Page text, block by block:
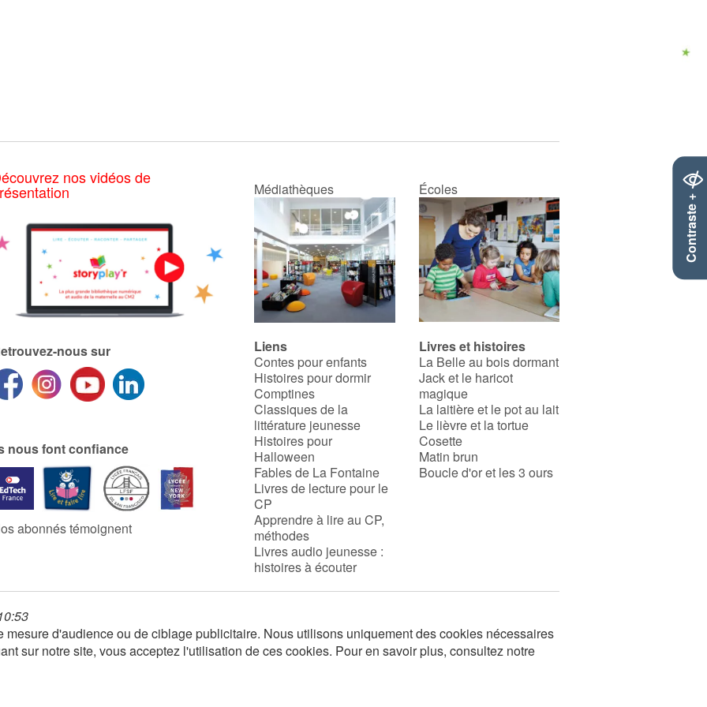
Contraste +
nos vidéos de
nous sur
nous font confiance
abonnés témoignent
Médiathèques Écoles
Liens
Contes pour enfants
Histoires pour dormir
Comptines
Classiques de la
littérature jeunesse
Histoires pour
Halloween
Fables de La Fontaine
Livres de lecture pour le
CP
Apprendre à lire au CP,
méthodes
Livres audio jeunesse :
histoires à écouter
Livres et histoires
La Belle au bois dormant
Jack et le haricot
magique
La laitière et le pot au lait
Le lièvre et la tortue
Cosette
Matin brun
Boucle d'or et les 3 ours
d'audience ou de ciblage publicitaire. Nous utilisons uniquement des cookies nécessaires
sur notre site, vous acceptez l'utilisation de ces cookies. Pour en savoir plus, consultez notre